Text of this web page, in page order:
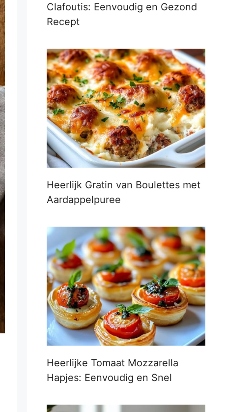
Clafoutis: Eenvoudig en Gezond
Recept
Heerlijk Gratin van Boulettes met
Aardappelpuree
Heerlijke Tomaat Mozzarella
Hapjes: Eenvoudig en Snel